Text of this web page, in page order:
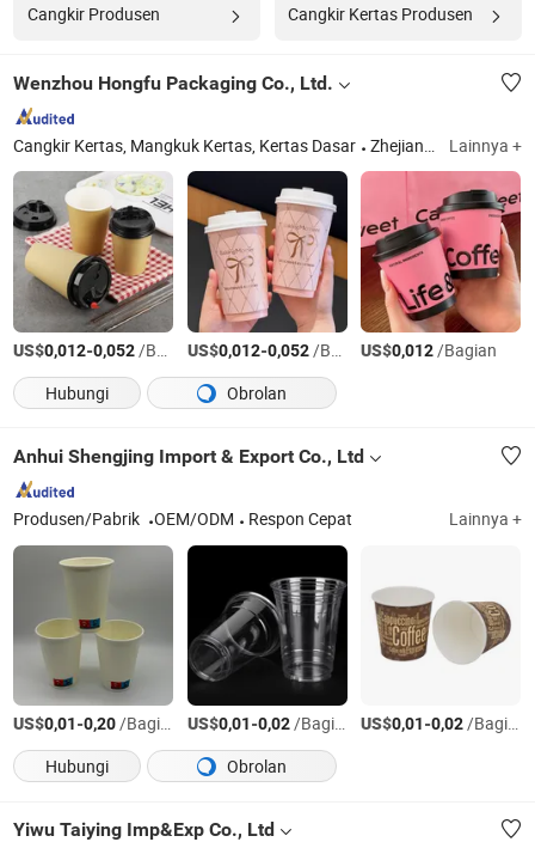
Cangkir Produsen Cangkir Kertas Produsen
Wenzhou Hongfu Packaging Co., Ltd.
Cangkir Kertas, Mangkuk Kertas, Kertas Dasar Zhejiang Lainnya +
US$0,012-0,052/Bagian US$0,012-0,052/Bagian US$0,012/Bagian
Hubungi
Obrolan
Anhui Shengjing Import & Export Co., Ltd
Produsen/Pabrik OEM/ODM Respon Cepat Lainnya +
US$0,01-0,20/Bagian US$0,01-0,02/Bagian US$0,01-0,02/Bagian
Hubungi
Obrolan
Yiwu Taiying Imp&Exp Co., Ltd